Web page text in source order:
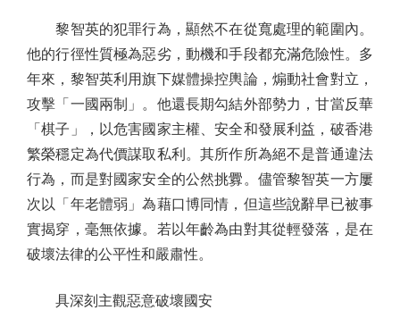
黎智英的犯罪行為，顯然不在從寬處理的範圍內。
他的行徑性質極為惡劣，動機和手段都充滿危險性。多
年來，黎智英利用旗下媒體操控輿論，煽動社會對立，
攻擊「一國兩制」。他還長期勾結外部勢力，甘當反華
「棋子」，以危害國家主權、安全和發展利益，破香港
繁榮穩定為代價謀取私利。其所作所為絕不是普通違法
行為，而是對國家安全的公然挑釁。儘管黎智英一方屢
次以「年老體弱」為藉口博同情，但這些說辭早已被事
實揭穿，毫無依據。若以年齡為由對其從輕發落，是在
破壞法律的公平性和嚴肅性。
具深刻主觀惡意破壞國安